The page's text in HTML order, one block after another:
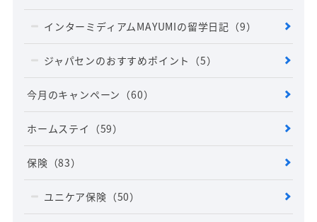
インターミディアムMAYUMIの留学日記 （9）
ジャパセンのおすすめポイント （5）
今月のキャンペーン （60）
ホームステイ （59）
保険 （83）
ユニケア保険 （50）